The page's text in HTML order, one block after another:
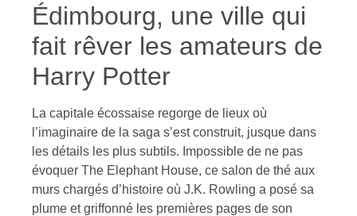
Édimbourg, une ville qui
fait rêver les amateurs de
Harry Potter
La capitale écossaise regorge de lieux où
l’imaginaire de la saga s’est construit, jusque dans
les détails les plus subtils. Impossible de ne pas
évoquer The Elephant House, ce salon de thé aux
murs chargés d’histoire où J.K. Rowling a posé sa
plume et griffonné les premières pages de son